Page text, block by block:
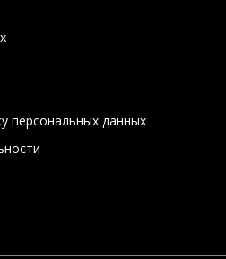
персональных данных